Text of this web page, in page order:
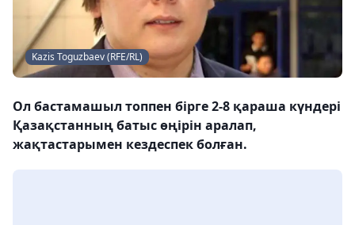
Kazis Toguzbaev (RFE/RL)
Ол бастамашыл топпен бірге 2-8 қараша күндері
Қазақстанның батыс өңірін аралап,
жақтастарымен кездеспек болған.